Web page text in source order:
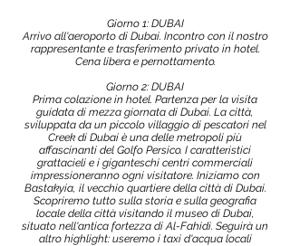
Giorno 1: DUBAI
Arrivo all'aeroporto di Dubai. Incontro con il nostro
rappresentante e trasferimento privato in hotel.
Cena libera e pernottamento.
Giorno 2: DUBAI
Prima colazione in hotel. Partenza per la visita
guidata di mezza giornata di Dubai. La città,
sviluppata da un piccolo villaggio di pescatori nel
Creek di Dubai è una delle metropoli più
affascinanti del Golfo Persico. I caratteristici
grattacieli e i giganteschi centri commerciali
impressioneranno ogni visitatore. Iniziamo con
Bastakyia, il vecchio quartiere della città di Dubai.
Scopriremo tutto sulla storia e sulla geografia
locale della città visitando il museo di Dubai,
situato nell'antica fortezza di Al-Fahidi. Seguirà un
altro highlight: useremo i taxi d'acqua locali